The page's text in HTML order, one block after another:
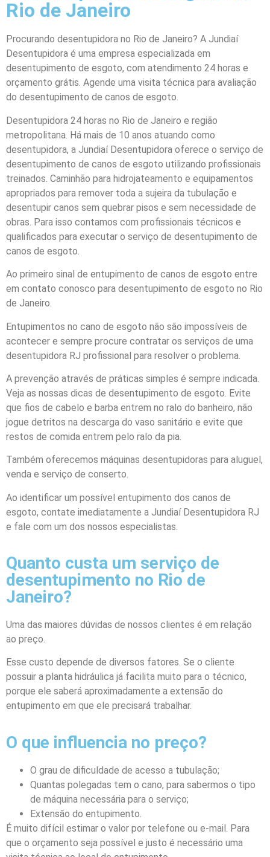
Rio de Janeiro
Procurando desentupidora no Rio de Janeiro? A Jundiaí
Desentupidora é uma empresa especializada em
desentupimento de esgoto, com atendimento 24 horas e
orçamento grátis. Agende uma visita técnica para avaliação
do desentupimento de canos de esgoto.
Desentupidora 24 horas no Rio de Janeiro e região
metropolitana. Há mais de 10 anos atuando como
desentupidora, a Jundiaí Desentupidora oferece o serviço de
desentupimento de canos de esgoto utilizando profissionais
treinados. Caminhão para hidrojateamento e equipamentos
apropriados para remover toda a sujeira da tubulação e
desentupir canos sem quebrar pisos e sem necessidade de
obras. Para isso contamos com profissionais técnicos e
qualificados para executar o serviço de desentupimento de
canos de esgoto.
Ao primeiro sinal de entupimento de canos de esgoto entre
em contato conosco para desentupimento de esgoto no Rio
de Janeiro.
Entupimentos no cano de esgoto não são impossíveis de
acontecer e sempre procure contratar os serviços de uma
desentupidora RJ profissional para resolver o problema.
A prevenção através de práticas simples é sempre indicada.
Veja as nossas dicas de desentupimento de esgoto. Evite
que fios de cabelo e barba entrem no ralo do banheiro, não
jogue detritos na descarga do vaso sanitário e evite que
restos de comida entrem pelo ralo da pia.
Também oferecemos máquinas desentupidoras para aluguel,
venda e serviço de conserto.
Ao identificar um possível entupimento dos canos de
esgoto, contate imediatamente a JundiaíDesentupidora RJ
e fale com um dos nossos especialistas.
Quanto custa um serviço de
desentupimento no Rio de
Janeiro?
Uma das maiores dúvidas de nossos clientes é em relação
ao preço.
Esse custo depende de diversos fatores. Se o cliente
possuir a planta hidráulica já facilita muito para o técnico,
porque ele saberá aproximadamente a extensão do
entupimento em que ele precisará trabalhar.
O que influencia no preço?
O grau de dificuldade de acesso a tubulação;
Quantas polegadas tem o cano, para sabermos o tipo
de máquina necessária para o serviço;
Extensão do entupimento.
É muito difícil estimar o valor por telefone ou e-mail. Para
que o orçamento seja possível e justo é necessário uma